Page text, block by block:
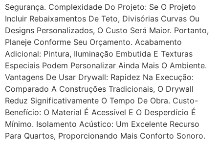
Segurança. Complexidade Do Projeto: Se O Projeto
Incluir Rebaixamentos De Teto, Divisórias Curvas Ou
Designs Personalizados, O Custo Será Maior. Portanto,
Planeje Conforme Seu Orçamento. Acabamento
Adicional: Pintura, Iluminação Embutida E Texturas
Especiais Podem Personalizar Ainda Mais O Ambiente.
Vantagens De Usar Drywall: Rapidez Na Execução:
Comparado A Construções Tradicionais, O Drywall
Reduz Significativamente O Tempo De Obra. Custo-
Benefício: O Material É Acessível E O Desperdício É
Mínimo. Isolamento Acústico: Um Excelente Recurso
Para Quartos, Proporcionando Mais Conforto Sonoro.